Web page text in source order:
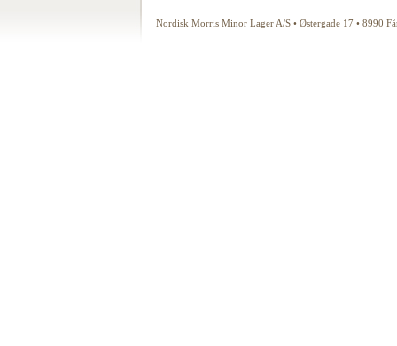
Nordisk Morris Minor Lager A/S • Østergade 17 • 8990